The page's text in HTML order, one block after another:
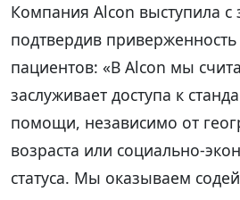
Компания Alcon выступила с
подтвердив приверженность
пациентов: «В Alcon мы
заслуживает доступа к
помощи, независимо от
возраста или социально-
статуса. Мы оказываем